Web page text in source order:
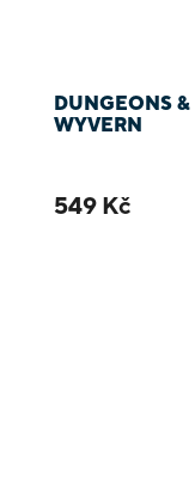
DUNGEONS
WYVERN
549 Kč